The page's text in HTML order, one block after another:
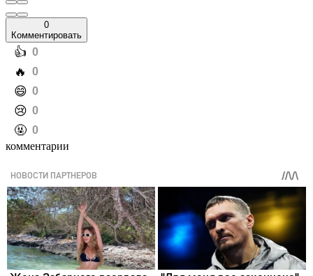
0
Комментировать
️👍 0
️🔥 0
️😄 0
️😢 0
️🤬 0
комментарии